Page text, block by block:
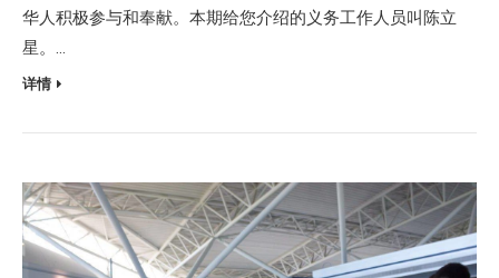
华人积极参与和奉献。本期给您介绍的义务工作人员叫陈立
星。…
详情